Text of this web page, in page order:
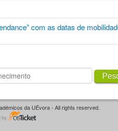
com as datas de
da UÉvora - All rights reserved.